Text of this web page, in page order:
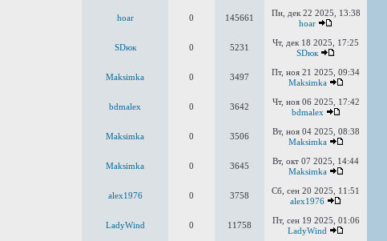
hoar 0 145661
Пн, дек 22 2025, 13:38
hoar
SDюк 0 5231
Чт, дек 18 2025, 17:25
SDюк
Maksimka 0 3497
Пт, ноя 21 2025, 09:34
Maksimka
bdmalex 0 3642
Чт, ноя 06 2025, 17:42
bdmalex
Maksimka 0 3506
Вт, ноя 04 2025, 08:38
Maksimka
Maksimka 0 3645
Вт, окт 07 2025, 14:44
Maksimka
alex1976 0 3758
Сб, сен 20 2025, 11:51
alex1976
LadyWind 0 11758
Пт, сен 19 2025, 01:06
LadyWind